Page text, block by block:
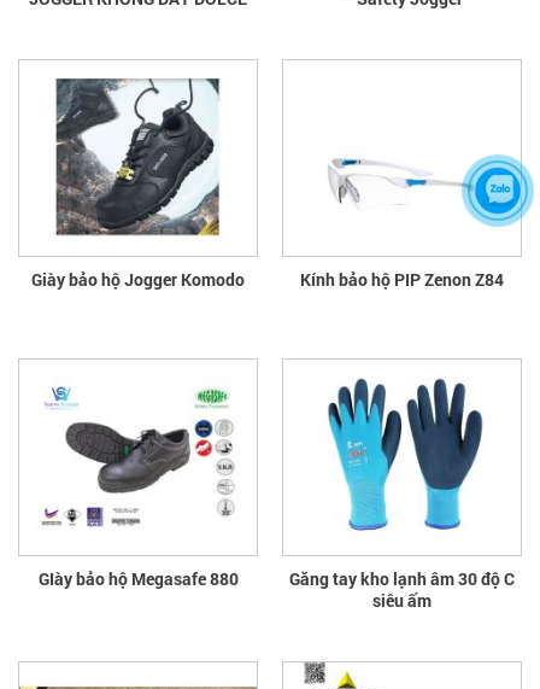
Giày bảo hộ Jogger Komodo Kính bảo hộ PIP Zenon Z84
GIày bảo hộ Megasafe 880
Găng tay kho lạnh âm 30 độ C
siêu ấm